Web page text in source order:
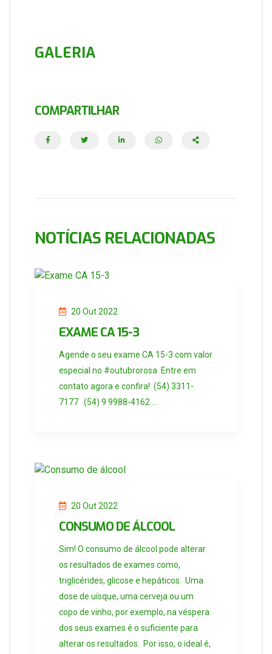
GALERIA
COMPARTILHAR
NOTÍCIAS RELACIONADAS
20 Out 2022
EXAME CA 15-3
Agende o seu exame CA 15-3 com valor
especial no #outubrorosa Entre em
contato agora e confira! (54) 3311-
7177 (54) 9 9988-4162 ...
20 Out 2022
CONSUMO DE ÁLCOOL
Sim! O consumo de álcool pode alterar
os resultados de exames como,
triglicérides, glicose e hepáticos. Uma
dose de uísque, uma cerveja ou um
copo de vinho, por exemplo, na véspera
dos seus exames é o suficiente para
alterar os resultados. Por isso, o ideal é,